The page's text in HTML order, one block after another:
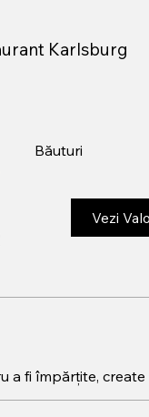
Karlsburg
Băuturi
a fi împărțite,
Vezi